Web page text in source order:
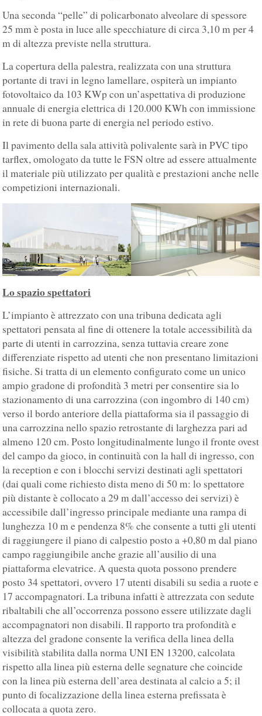
Una seconda “pelle” di policarbonato alveolare di spessore
25 mm è posta in luce alle specchiature di circa 3,10 m per 4
m di altezza previste nella struttura.
La copertura della palestra, realizzata con una struttura
portante di travi in legno lamellare, ospiterà un impianto
fotovoltaico da 103 KWp con un’aspettativa di produzione
annuale di energia elettrica di 120.000 KWh con immissione
in rete di buona parte di energia nel periodo estivo.
Il pavimento della sala attività polivalente sarà in PVC tipo
tarflex, omologato da tutte le FSN oltre ad essere attualmente
il materiale più utilizzato per qualità e prestazioni anche nelle
competizioni internazionali.
Lo spazio spettatori
L’impianto è attrezzato con una tribuna dedicata agli
spettatori pensata al fine di ottenere la totale accessibilità da
parte di utenti in carrozzina, senza tuttavia creare zone
differenziate rispetto ad utenti che non presentano limitazioni
fisiche. Si tratta di un elemento configurato come un unico
ampio gradone di profondità 3 metri per consentire sia lo
stazionamento di una carrozzina (con ingombro di 140 cm)
verso il bordo anteriore della piattaforma sia il passaggio di
una carrozzina nello spazio retrostante di larghezza pari ad
almeno 120 cm. Posto longitudinalmente lungo il fronte ovest
del campo da gioco, in continuità con la hall di ingresso, con
la reception e con i blocchi servizi destinati agli spettatori
(dai quali come richiesto dista meno di 50 m: lo spettatore
più distante è collocato a 29 m dall’accesso dei servizi) è
accessibile dall’ingresso principale mediante una rampa di
lunghezza 10 m e pendenza 8% che consente a tutti gli utenti
di raggiungere il piano di calpestio posto a +0,80 m dal piano
campo raggiungibile anche grazie all’ausilio di una
piattaforma elevatrice. A questa quota possono prendere
posto 34 spettatori, ovvero 17 utenti disabili su sedia a ruote e
17 accompagnatori. La tribuna infatti è attrezzata con sedute
ribaltabili che all’occorrenza possono essere utilizzate dagli
accompagnatori non disabili. Il rapporto tra profondità e
altezza del gradone consente la verifica della linea della
visibilità stabilita dalla norma UNI EN 13200, calcolata
rispetto alla linea più esterna delle segnature che coincide
con la linea più esterna dell’area destinata al calcio a 5; il
punto di focalizzazione della linea esterna prefissata è
collocata a quota zero.